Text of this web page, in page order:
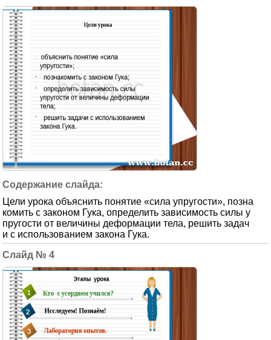
Цели урока объяснить понятие «сила упругости», позна
комить с законом Гука, определить зависимость силы у
пругости от величины деформации тела, решить задач
и с использованием закона Гука.
4